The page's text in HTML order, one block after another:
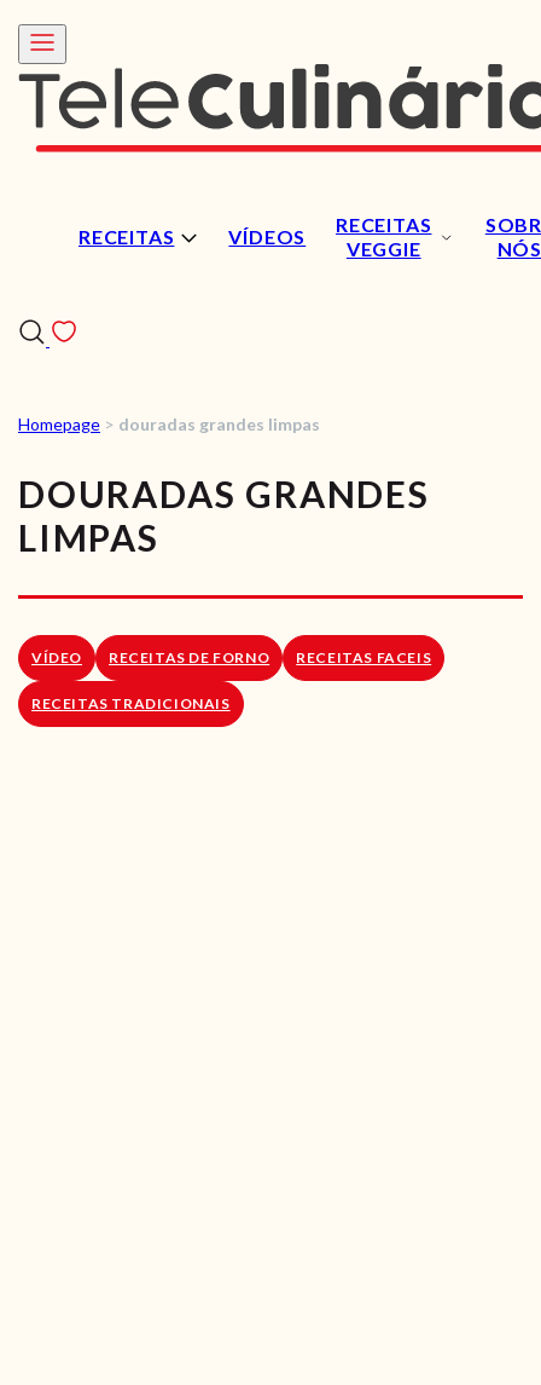
RECEITAS VÍDEOS
RECEITAS
VEGGIE
NÓS
RECEITAS
VÍDEOS
LOJA ONLINE
Homepage > douradas grandes limpas
DOURADAS GRANDES
LIMPAS
VÍDEO RECEITAS DE FORNO RECEITAS FACEIS
RECEITAS TRADICIONAIS